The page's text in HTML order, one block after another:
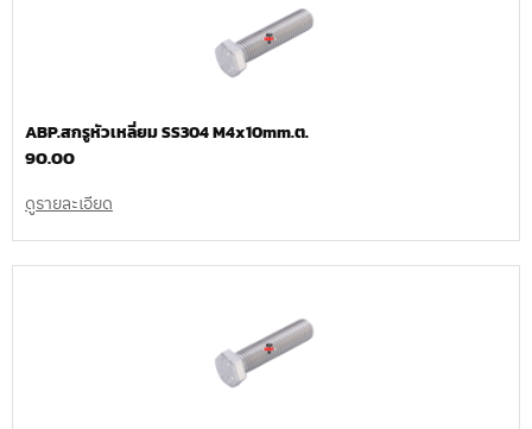
ABP.สกรูหัวเหลี่ยม SS304 M4x10mm.ต.
90.00
ดูรายละเอียด